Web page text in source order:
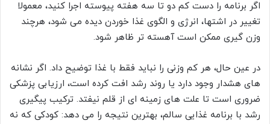
اگر برنامه را دست کم دو تا سه هفته پیوسته اجرا کنید، معمولا
تغییر در اشتها، انرژی و الگوی غذا خوردن دیده می شود، هرچند
وزن گیری ممکن است آهسته تر ظاهر شود.
در عین حال، هر کم وزنی را نباید فقط با غذا توضیح داد. اگر نشانه
های هشدار وجود دارد یا روند رشد افت کرده است، ارزیابی پزشکی
ضروری است تا علت های زمینه ای از قلم نیفتد. ترکیب پیگیری
رشد با برنامه غذایی سالم، بهترین نتیجه را می دهد: کودکی که نه